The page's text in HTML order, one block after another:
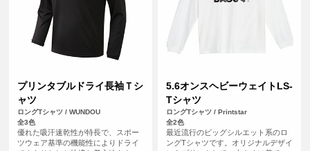
プリンタブルドライ長袖Ｔシ
ャツ
ロングTシャツ / WUNDOU
全3色
優れた吸汗速乾性が特長で、スポー
ツウェア基準の機能性によりドライ
5.6オンスヘビーウェイトLS-
Tシャツ
ロングTシャツ / Printstar
全2色
最近流行のビッグシルエット系のロ
ングTシャツです。オリジナルデザイ